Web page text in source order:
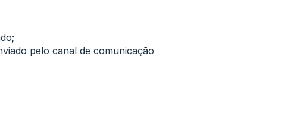
pelo canal de comunicação